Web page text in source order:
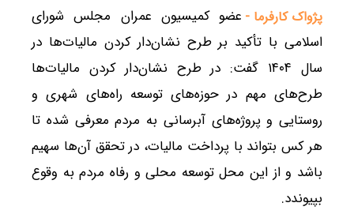
پژواک کارفرما - عضو کمیسیون عمران مجلس شورای
اسلامی با تأکید بر طرح نشان‌دار کردن مالیات‌ها در
سال ۱۴۰۴ گفت: در طرح نشان‌دار کردن مالیات‌ها
طرح‌های مهم در حوزه‌های توسعه راه‌های شهری و
روستایی و پروژه‌های آبرسانی به مردم معرفی شده تا
هر کس بتواند با پرداخت مالیات، در تحقق آن‌ها سهیم
باشد و از این محل توسعه محلی و رفاه مردم به وقوع
بپیوندد.